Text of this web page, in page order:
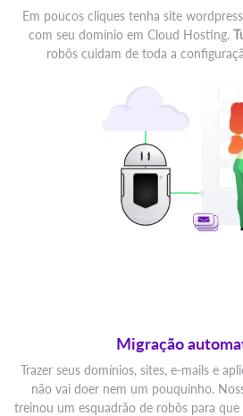
Em poucos cliques tenha site
com seu domínio em Cloud Hosting.
robôs cuidam de toda a
Migração
Trazer seus domínios, sites, e-mails e
não vai doer nem um pouquinho.
treinou um esquadrão de robôs para